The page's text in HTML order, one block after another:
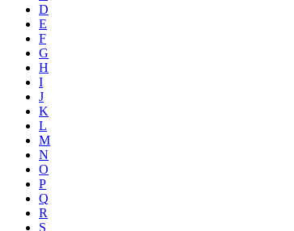
D
E
F
G
H
I
J
K
L
M
N
O
P
Q
R
S